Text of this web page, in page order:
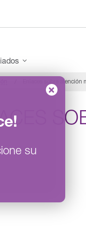
!
su
Enlaces sobre atención